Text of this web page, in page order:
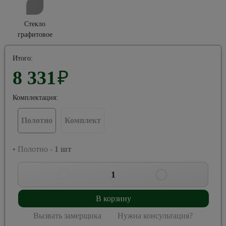
Стекло
графитовое
Итого:
8 331₽
Комплектация:
Полотно Комплект
• Полотно - 1 шт
1
В корзину
Вызвать замерщика Нужна консультация?